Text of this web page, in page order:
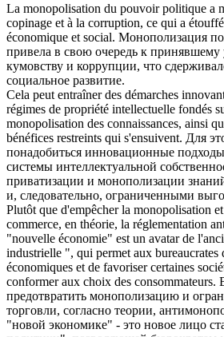
La monopolisation du pouvoir politique a
copinage et à la corruption, ce qui a
économique et social. Монополизация
привела в свою очередь к
кумовству и коррупции, что
социальное развитие.
Cela peut entraîner des démarches
régimes de propriété intellectuelle fondés
monopolisation des connaissances, ainsi
bénéfices restreints qui s'ensuivent. Для
понадобиться инновационные
системы интеллектуальной
приватизации и монополизации
и, следовательно, ограниченными
Plutôt que d'empêcher la monopolisation
commerce, en théorie, la réglementation
"nouvelle économie" est un avatar de
industrielle ", qui permet aux bureaucrates
économiques et de favoriser certaines
conformer aux choix des consommateurs.
предотвратить монополизацию и
торговли, согласно теории,
"новой экономике" - это новое лицо